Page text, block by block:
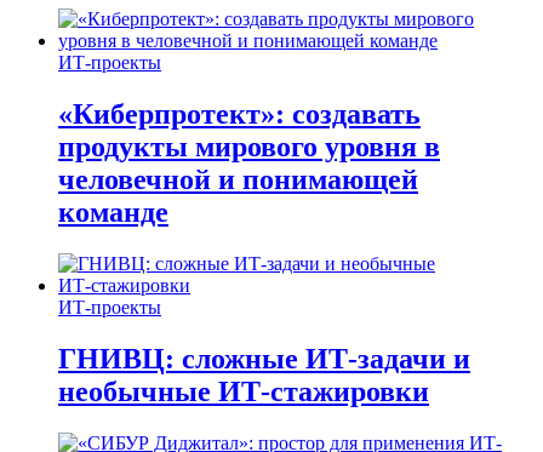
ИТ-проекты
«Киберпротект»: создавать
продукты мирового уровня в
человечной и понимающей
команде
ИТ-проекты
ГНИВЦ: сложные ИТ‑задачи и
необычные ИТ‑стажировки